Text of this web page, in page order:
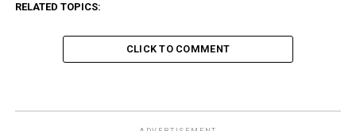
RELATED TOPICS:
CLICK TO COMMENT